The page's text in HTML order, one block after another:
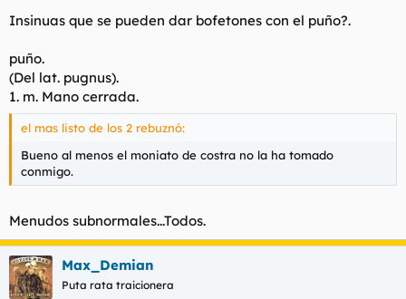
Insinuas que se pueden dar bofetones con el puño?.
puño.
(Del lat. pugnus).
1. m. Mano cerrada.
el mas listo de los 2 rebuznó:
Bueno al menos el moniato de costra no la ha tomado
conmigo.
Menudos subnormales...Todos.
Max_Demian
Puta rata traicionera